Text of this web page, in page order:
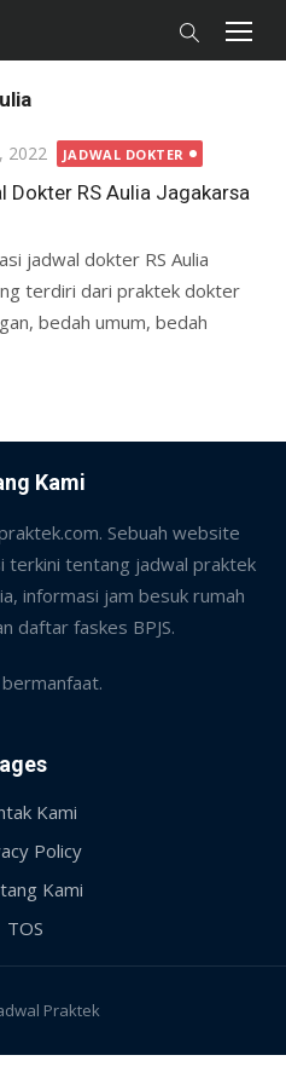
2022 JADWAL DOKTER
Dokter RS Aulia Jagakarsa
jadwal dokter RS Aulia
terdiri dari praktek dokter
bedah umum, bedah
Kami
Sebuah website
terkini tentang jadwal praktek
informasi jam besuk rumah
daftar faskes BPJS.
Kami
Policy
Kami
TOS
Praktek